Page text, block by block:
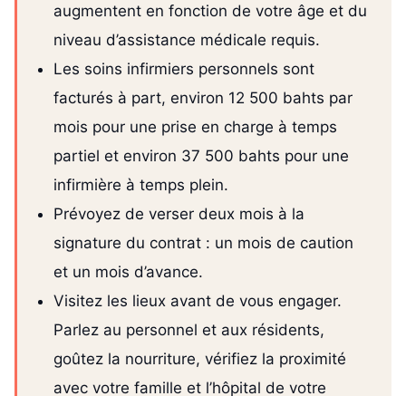
augmentent en fonction de votre âge et du
niveau d’assistance médicale requis.
Les soins infirmiers personnels sont
facturés à part, environ 12 500 bahts par
mois pour une prise en charge à temps
partiel et environ 37 500 bahts pour une
infirmière à temps plein.
Prévoyez de verser deux mois à la
signature du contrat : un mois de caution
et un mois d’avance.
Visitez les lieux avant de vous engager.
Parlez au personnel et aux résidents,
goûtez la nourriture, vérifiez la proximité
avec votre famille et l’hôpital de votre